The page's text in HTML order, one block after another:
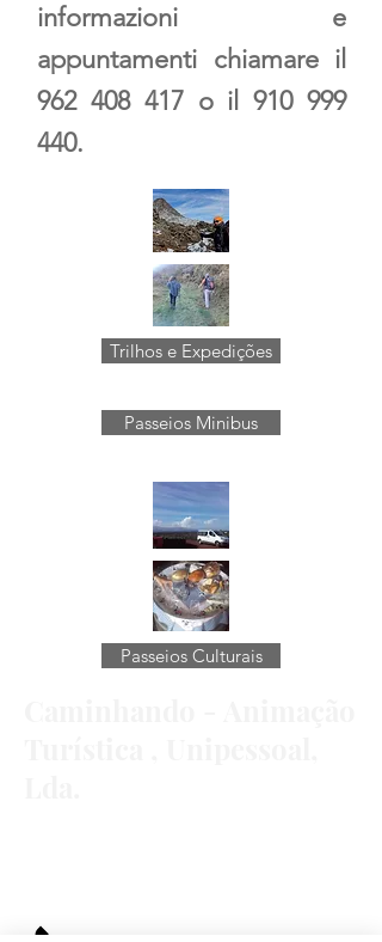
informazioni e
appuntamenti chiamare il
962 408 417o il910 999
440.
Trilhos e Expedições
Passeios Minibus
Passeios Culturais